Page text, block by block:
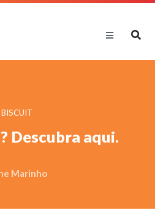
Descubra aqui.
Marinho